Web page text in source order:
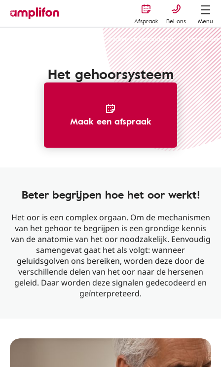
Afspraak Bel ons
Menu
Gehoorverlies of gehoorschade - oorzaken en behandeling
Het gehoor
Het gehoorsysteem
Maak een afspraak
Beter begrijpen hoe het oor werkt!
Het oor is een complex orgaan. Om de mechanismen
van het gehoor te begrijpen is een grondige kennis
van de anatomie van het oor noodzakelijk. Eenvoudig
samengevat gaat het als volgt: wanneer
geluidsgolven ons bereiken, worden deze door de
verschillende delen van het oor naar de hersenen
geleid. Daar worden deze signalen gedecodeerd en
geïnterpreteerd.